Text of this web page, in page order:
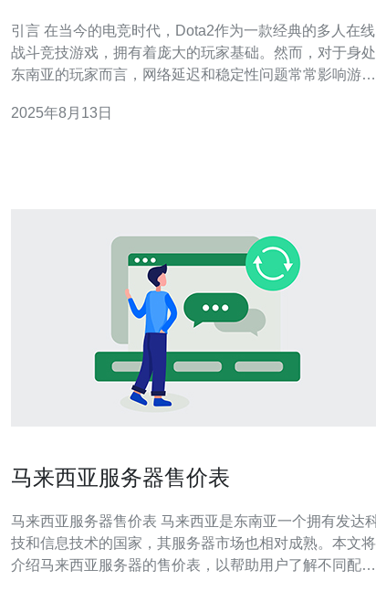
引言 在当今的电竞时代，Dota2作为一款经典的多人在线
战斗竞技游戏，拥有着庞大的玩家基础。然而，对于身处
东南亚的玩家而言，网络延迟和稳定性问题常常影响游戏
文将深入分析在东南亚服务器上使用加速器的必要性，并
2025年8月13日
马来西亚服务器售价表
马来西亚服务器售价表 马来西亚是东南亚一个拥有发达科
技和信息技术的国家，其服务器市场也相对成熟。本文将
介绍马来西亚服务器的售价表，以帮助用户了解不同配置